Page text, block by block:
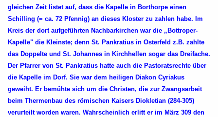
gleichen Zeit listet auf, dass die Kapelle in Borthorpe einen
Schilling (= ca. 72 Pfennig) an dieses Kloster zu zahlen habe. Im
Kreis der dort aufgeführten Nachbarkirchen war die „Bottroper-
Kapelle" die Kleinste; denn St. Pankratius in Osterfeld z.B. zahlte
das Doppelte und St. Johannes in Kirchhellen sogar das Dreifache.
Der Pfarrer von St. Pankratius hatte auch die Pastoratsrechte über
die Kapelle im Dorf. Sie war dem heiligen Diakon Cyriakus
geweiht. Er bemühte sich um die Christen, die zur Zwangsarbeit
beim Thermenbau des römischen Kaisers Diokletian (284-305)
verurteilt worden waren. Wahrscheinlich erlitt er im März 309 den